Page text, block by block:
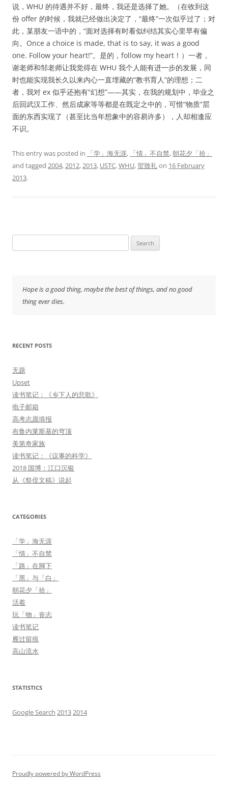
说，WHU 的待遇并不好，最终，我还是选择了她。（在收到这
份 offer 的时候，我就已经做出决定了，“最终”一次似乎过了；对
此，某朋友一语中的，“面对选择有时看似纠结其实心里早有偏
向。Once a choice is made, that is to say, it was a good
one. Follow your heart!”。是的，follow my heart！）一者，
谢老师和邹老师让我觉得在 WHU 我个人能有进一步的发展，同
时也能实现我长久以来内心一直埋藏的“教书育人”的理想；二
者，我对 ex 似乎还抱有“幻想”——其实，在我的规划中，毕业之
后回武汉工作、然后成家等等都是在既定之中的，可惜“物质”层
面的东西实现了（甚至比当年想象中的容易许多），人却相逢应
不识。
This entry was posted in 「学」海无涯, 「情」不自禁,朝花夕「拾」
and tagged 2004,2012,2013, USTC,WHU,贺致礼on 16 February
2013.
for:
Hope is a good thing, maybe the best of things, and no good
thing ever dies.
RECENT POSTS
无题
Upset
读书笔记：《乡下人的悲歌》
电子邮箱
高考志愿填报
布鲁内莱斯基的穹顶
美第奇家族
读书笔记：《议事的科学》
2018 国博：江口沉银
从《祭侄文稿》说起
CATEGORIES
「学」海无涯
「情」不自禁
「路」在脚下
「黑」与「白」
朝花夕「拾」
活着
玩「物」丧志
读书笔记
雁过留痕
高山流水
STATISTICS
Google Search 20132014
Proudly powered by WordPress